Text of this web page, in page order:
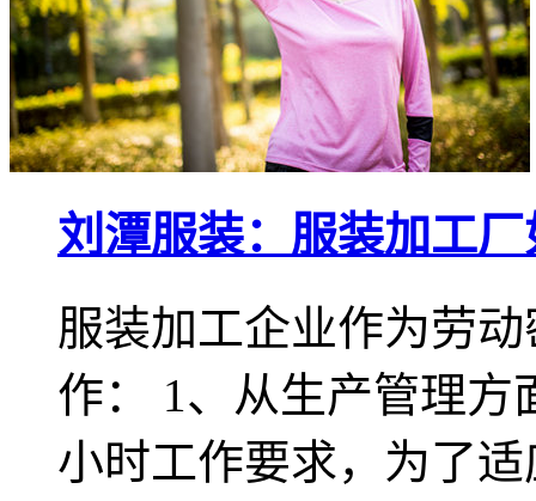
刘潭服装：服装加工
服装加工企业作为劳
作： 1、从生产管理方
小时工作要求，为了